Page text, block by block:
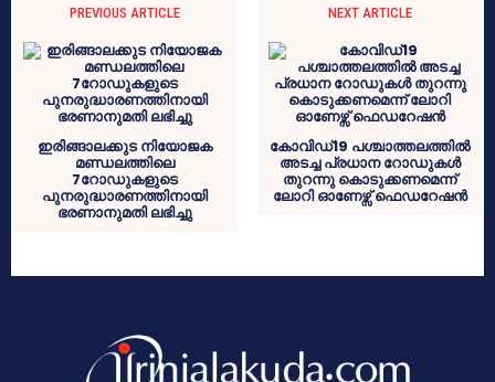
PREVIOUS ARTICLE
ഇരിങ്ങാലക്കുട നിയോജക
മണ്ഡലത്തിലെ
7റോഡുകളുടെ
പുനരുദ്ധാരണത്തിനായി
ഭരണാനുമതി ലഭിച്ചു
NEXT ARTICLE
കോവിഡ്19 പശ്ചാത്തലത്തിൽ
അടച്ച പ്രധാന റോഡുകൾ
തുറന്നു കൊടുക്കണമെന്ന്
ലോറി ഓണേഴ്സ് ഫെഡറേഷൻ